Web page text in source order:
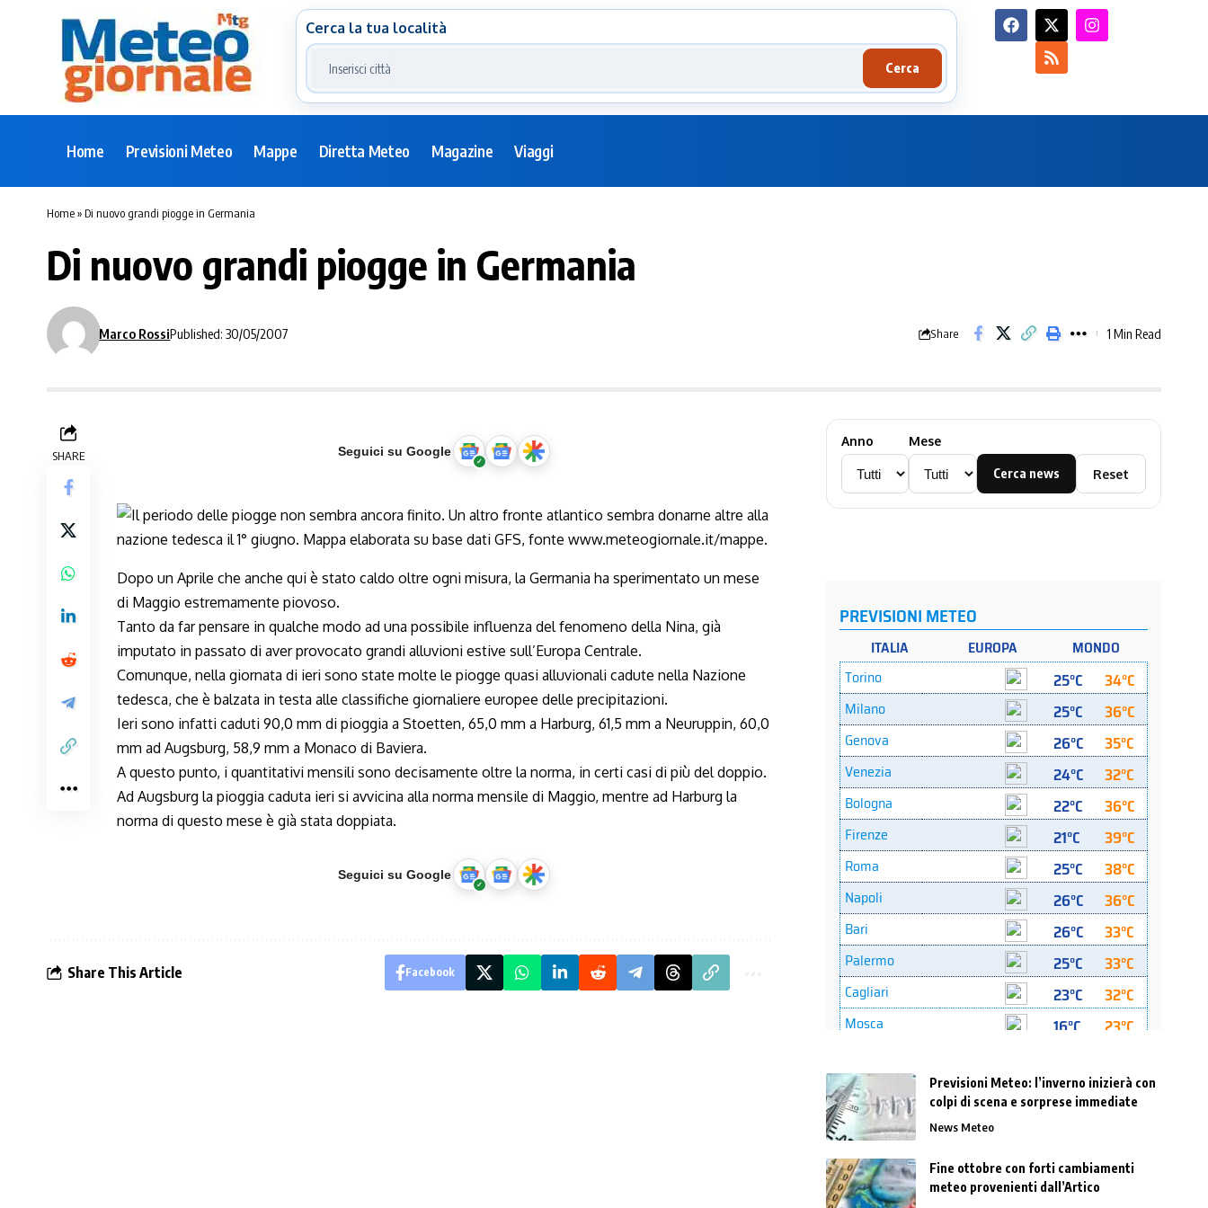
Cerca la tua località
Cerca
Home Previsioni Meteo Mappe Diretta Meteo Magazine Viaggi
Home»Di nuovo grandi piogge in Germania
Di nuovo grandi piogge in Germania
Marco RossiPublished: 30/05/2007 Share 1 Min Read
SHARE Seguici su Google
Dopo un Aprile che anche qui è stato caldo oltre ogni misura, la Germania ha sperimentato un mese
di Maggio estremamente piovoso.
Tanto da far pensare in qualche modo ad una possibile influenza del fenomeno della Nina, già
imputato in passato di aver provocato grandi alluvioni estive sull’Europa Centrale.
Comunque, nella giornata di ieri sono state molte le piogge quasi alluvionali cadute nella Nazione
tedesca, che è balzata in testa alle classifiche giornaliere europee delle precipitazioni.
Ieri sono infatti caduti 90,0 mm di pioggia a Stoetten, 65,0 mm a Harburg, 61,5 mm a Neuruppin, 60,0
mm ad Augsburg, 58,9 mm a Monaco di Baviera.
A questo punto, i quantitativi mensili sono decisamente oltre la norma, in certi casi di più del doppio.
Ad Augsburg la pioggia caduta ieri si avvicina alla norma mensile di Maggio, mentre ad Harburg la
norma di questo mese è già stata doppiata.
Seguici su Google
Share This Article Facebook
Anno Mese
Cerca news Reset
Previsioni Meteo: l’inverno inizierà con
colpi di scena e sorprese immediate
News Meteo
Fine ottobre con forti cambiamenti
meteo provenienti dall’Artico